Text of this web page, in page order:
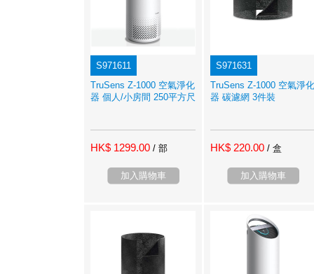
S971611
TruSens Z-1000 空氣淨化
器 個人/小房間 250平方尺
HK$ 1299.00 / 部
加入購物車
S971631
TruSens Z-1000 空氣淨化
器 碳濾網 3件裝
HK$ 220.00 / 盒
加入購物車